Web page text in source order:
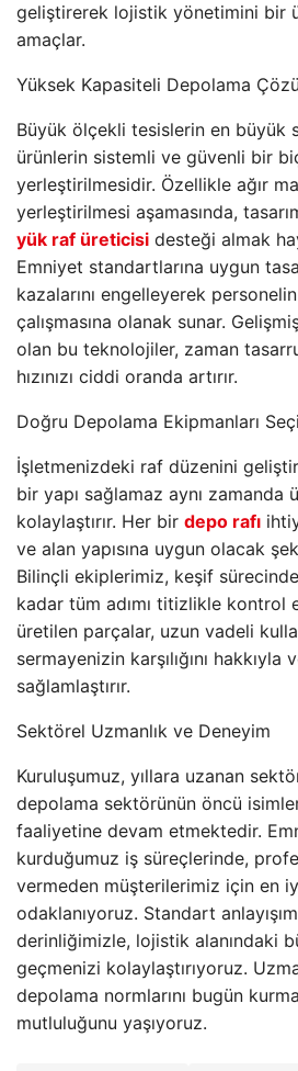
geliştirerek lojistik yönetimini bir
amaçlar.
Yüksek Kapasiteli Depolama
Büyük ölçekli tesislerin en büyük
ürünlerin sistemli ve güvenli bir
yerleştirilmesidir. Özellikle ağır
yerleştirilmesi aşamasında,
yük raf üreticisi desteği almak
Emniyet standartlarına uygun
kazalarını engelleyerek
çalışmasına olanak sunar.
olan bu teknolojiler, zaman
hızınızı ciddi oranda artırır.
Doğru Depolama Ekipmanları
İşletmenizdeki raf düzenini
bir yapı sağlamaz aynı zamanda
kolaylaştırır. Her bir depo rafı
ve alan yapısına uygun olacak
Bilinçli ekiplerimiz, keşif
kadar tüm adımı titizlikle kontrol
üretilen parçalar, uzun vadeli
sermayenizin karşılığını hakkıyla
sağlamlaştırır.
Sektörel Uzmanlık ve Deneyim
Kuruluşumuz, yıllara uzanan
depolama sektörünün öncü
faaliyetine devam etmektedir.
kurduğumuz iş süreçlerinde,
vermeden müşterilerimiz için en
odaklanıyoruz. Standart
derinliğimizle, lojistik alanındaki
geçmenizi kolaylaştırıyoruz.
depolama normlarını bugün
mutluluğunu yaşıyoruz.